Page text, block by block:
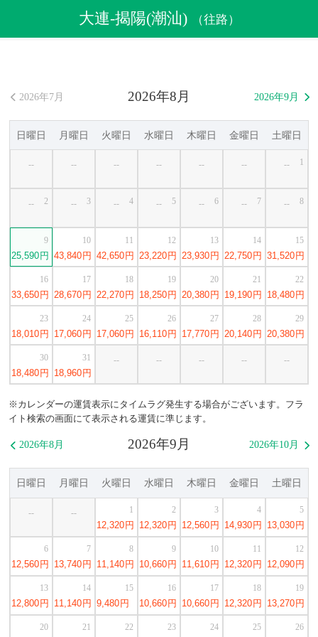
格安航空券
大連発揭陽(潮汕)行き格安航空券
大連-揭陽(潮汕) （往路）
2026年8月
 2026年7月 2026年9月 
日曜日 月曜日 火曜日 水曜日 木曜日 金曜日 土曜日
-- -- -- -- -- -- -- 1
-- 2 -- 3 -- 4 -- 5 -- 6 -- 7 -- 8
25,590円
9
43,840円
10
42,650円
11
23,220円
12
23,930円
13
22,750円
14
31,520円
15
33,650円
16
28,670円
17
22,270円
18
18,250円
19
20,380円
20
19,190円
21
18,480円
22
18,010円
23
17,060円
24
17,060円
25
16,110円
26
17,770円
27
20,140円
28
20,380円
29
18,480円
30
18,960円
31 -- -- -- -- --
※カレンダーの運賃表示にタイムラグ発生する場合がございます。フラ
イト検索の画面にて表示される運賃に準じます。
2026年9月
 2026年8月 2026年10月 
日曜日 月曜日 火曜日 水曜日 木曜日 金曜日 土曜日
-- --
12,320 円
1
12,320 円
2
12,560 円
3
14,930 円
4
13,030 円
5
12,560 円
6
13,740 円
7
11,140 円
8
10,660 円
9
11,610 円
10
12,320 円
11
12,090 円
12
12,800 円
13
11,140 円
14
9,480 円
15
10,660 円
16
10,660 円
17
12,320 円
18
13,270 円
19
20 21 22 23 24 25 26